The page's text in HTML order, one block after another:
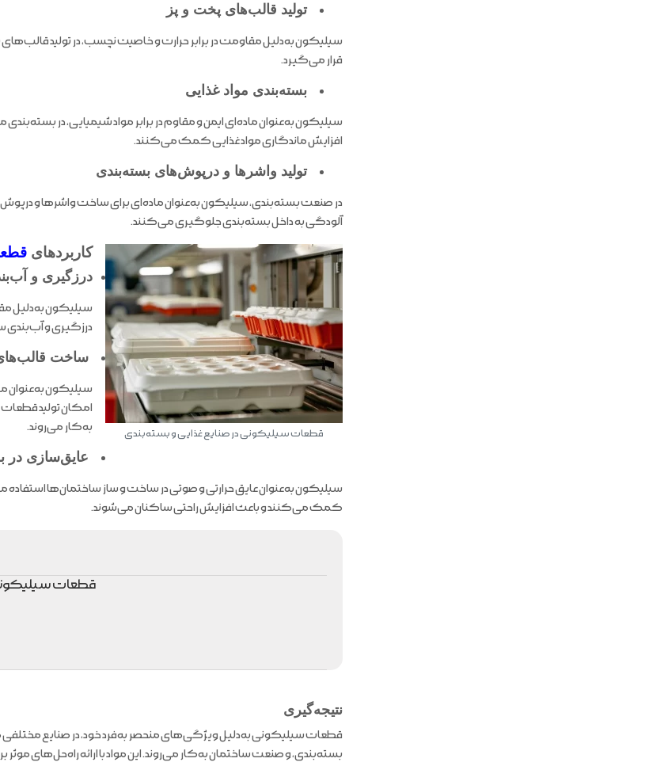
تولید قالب‌های پخت و پز
سیلیکون به‌دلیل مقاومت در برابر حرارت و خاصیت نچسب، در تولید
قرار می‌گیرد.
بسته‌بندی مواد غذایی
سیلیکون به‌عنوان ماده‌ای ایمن و مقاوم در برابر مواد شیمیایی، در
افزایش ماندگاری مواد غذایی کمک می‌کنند.
تولید واشرها و درپوش‌های بسته‌بندی
در صنعت بسته‌بندی، سیلیکون به‌عنوان ماده‌ای برای ساخت واشرها و
آلودگی به داخل بسته‌بندی جلوگیری می‌کنند.
قطعات سیلیکونی در صنایع غذایی و بسته‌بندی
کاربردهای
درزگیری و
سیلیکون به‌دلیل
درزگیری و آب‌بندی
ساخت
سیلیکون به‌عنوان
امکان تولید قطعات
به‌کار می‌روند.
عایق‌سازی در
سیلیکون به‌عنوان عایق حرارتی و صوتی در ساخت و ساز ساختمان‌ها
کمک می‌کنند و باعث افزایش راحتی ساکنان می‌شوند.
قطعات
نتیجه‌گیری
قطعات سیلیکونی به‌دلیل ویژگی‌های منحصر به‌فرد خود، در صنایع مختلفی
بسته‌بندی، و صنعت ساختمان به‌کار می‌روند. این مواد با ارائه راه‌حل‌های